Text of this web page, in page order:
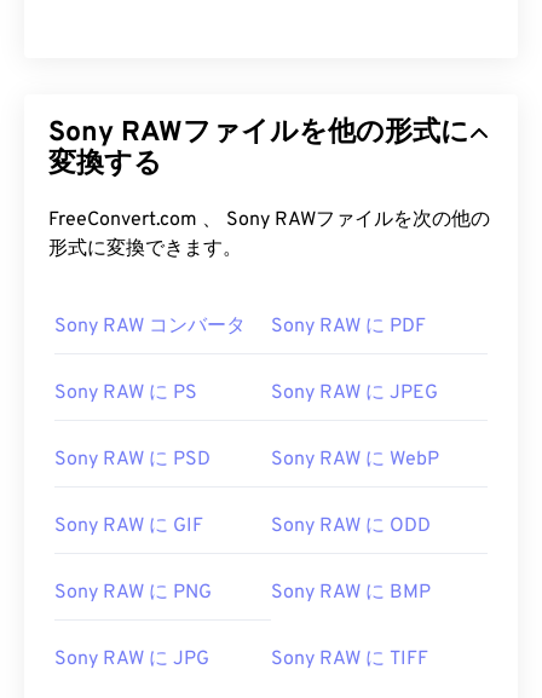
Sony RAWファイルを他の形式に
変換する
FreeConvert.com 、 Sony RAWファイルを次の他の
形式に変換できます。
Sony RAW コンバータ Sony RAW に PDF
Sony RAW に PS Sony RAW に JPEG
Sony RAW に PSD Sony RAW に WebP
Sony RAW に GIF Sony RAW に ODD
Sony RAW に PNG Sony RAW に BMP
Sony RAW に JPG Sony RAW に TIFF